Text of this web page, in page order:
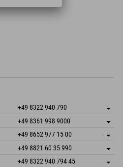
+49 8322 940 790
Adresse speichern
Anreiseinfos
Buchen
+49 8361 998 9000
Adresse speichern
Buchen
+49 8652 977 15 00
Adresse speichern
Anreiseinfos
Buchen
+49 8821 60 35 990
Adresse speichern
+49 8322 940 794 45